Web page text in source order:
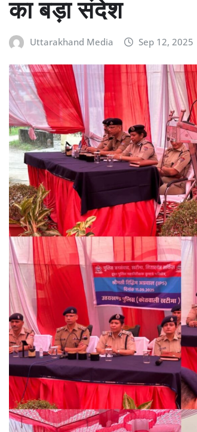
का बड़ा संदेश
Uttarakhand Media Sep 12, 2025